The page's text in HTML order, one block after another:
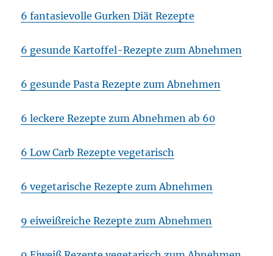
6 fantasievolle Gurken Diät Rezepte
6 gesunde Kartoffel-Rezepte zum Abnehmen
6 gesunde Pasta Rezepte zum Abnehmen
6 leckere Rezepte zum Abnehmen ab 60
6 Low Carb Rezepte vegetarisch
6 vegetarische Rezepte zum Abnehmen
9 eiweißreiche Rezepte zum Abnehmen